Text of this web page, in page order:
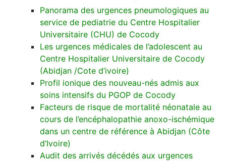
Panorama des urgences pneumologiques au
service de pediatrie du Centre Hospitalier
Universitaire (CHU) de Cocody
Les urgences médicales de l’adolescent au
Centre Hospitalier Universitaire de Cocody
(Abidjan /Cote d’ivoire)
Profil ionique des nouveau-nés admis aux
soins intensifs du PGOP de Cocody
Facteurs de risque de mortalité néonatale au
cours de l’encéphalopathie anoxo-ischémique
dans un centre de référence à Abidjan (Côte
d’Ivoire)
Audit des arrivés décédés aux urgences